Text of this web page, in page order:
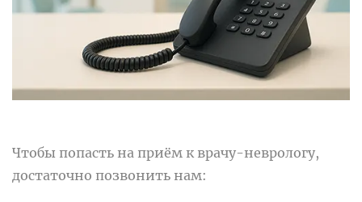
Чтобы попасть на приём к врачу-неврологу,
достаточно позвонить нам: